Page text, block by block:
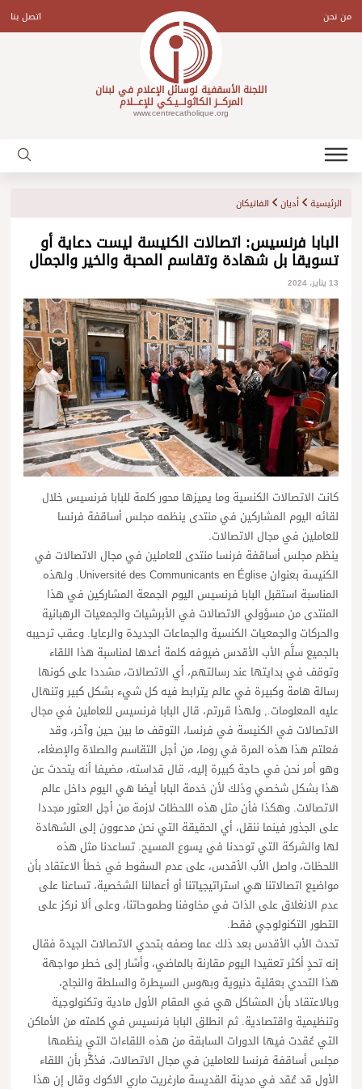
contentمن نحن اتصل بنا
اللجنة الأسقفية لوسائل الإعلام في لبنان
المركـــز الكاثولـــيـكي للإعـــلام
www.centrecatholique.org
الرئيسية أديان الفاتيكان
البابا فرنسيس: اتصالات الكنيسة ليست دعاية أو
تسويقا بل شهادة وتقاسم المحبة والخير والجمال
13 يناير، 2024
كانت الاتصالات الكنسية وما يميزها محور كلمة للبابا فرنسيس خلال
لقائه اليوم المشاركين في منتدى ينظمه مجلس أساقفة فرنسا
للعاملين في مجال الاتصالات.
ينظم مجلس أساقفة فرنسا منتدى للعاملين في مجال الاتصالات في
الكنيسة بعنوان Université des Communicants en Église. ولهذه
المناسبة استقبل البابا فرنسيس اليوم الجمعة المشاركين في هذا
المنتدى من مسؤولي الاتصالات في الأبرشيات والجمعيات الرهبانية
والحركات والجمعيات الكنسية والجماعات الجديدة والرعايا. وعقب ترحيبه
بالجميع سلَّم الأب الأقدس ضيوفه كلمة أعدها لمناسبة هذا اللقاء
وتوقف في بدايتها عند رسالتهم، أي الاتصالات، مشددا على كونها
رسالة هامة وكبيرة في عالم يترابط فيه كل شيء بشكل كبير وتنهال
عليه المعلومات., ولهذا قررتم، قال البابا فرنسيس للعاملين في مجال
الاتصالات في الكنيسة في فرنسا، التوقف ما بين حين وآخر، وقد
فعلتم هذا هذه المرة في روما، من أجل التقاسم والصلاة والإصغاء،
وهو أمر نحن في حاجة كبيرة إليه، قال قداسته، مضيفا أنه يتحدث عن
هذا بشكل شخصي وذلك لأن خدمة البابا أيضا هي اليوم داخل عالم
الاتصالات. وهكذا فأن مثل هذه اللحظات لازمة من أجل العثور مجددا
على الجذور فينما ننقل، أي الحقيقة التي نحن مدعوون إلى الشهادة
لها والشركة التي توحدنا في يسوع المسيح. تساعدنا مثل هذه
اللحظات، واصل الأب الأقدس، على عدم السقوط في خطأ الاعتقاد بأن
مواضيع اتصالاتنا هي استراتيجياتنا أو أعمالنا الشخصية، تساعنا على
عدم الانغلاق على الذات في مخاوفنا وطموحاتنا، وعلى ألا نركز على
التطور التكنولوجي فقط.
تحدث الأب الأقدس بعد ذلك عما وصفه بتحدي الاتصالات الجيدة فقال
إنه تحدٍ أكثر تعقيدا اليوم مقارنة بالماضي، وأشار إلى خطر مواجهة
هذا التحدي بعقلية دنيوية وبهوس السيطرة والسلطة والنجاح،
وبالاعتقاد بأن المشاكل هي في المقام الأول مادية وتكنولوجية
وتنظيمية واقتصادية. ثم انطلق البابا فرنسيس في كلمته من الأماكن
التي عُقدت فيها الدورات السابقة من هذه اللقاءات التي ينظمها
مجلس أساقفة فرنسا للعاملين في مجال الاتصالات، فذكَّر بأن اللقاء
الأول قد عُقد في مدينة القديسة مارغريت ماري الاكوك وقال إن هذا